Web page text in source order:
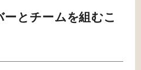
とチームを組むこ